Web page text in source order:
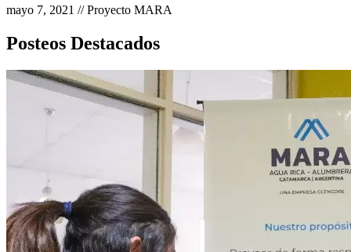
mayo 7, 2021 // Proyecto MARA
Posteos Destacados